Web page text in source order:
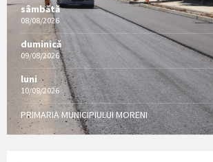
sâmbătă
08/08/2026
duminică
09/08/2026
luni
10/08/2026
PRIMARIA MUNICIPIULUI MORENI